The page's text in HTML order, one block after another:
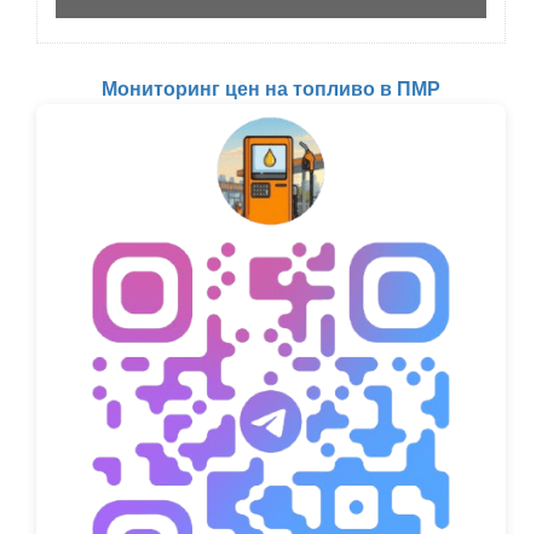
Мониторинг цен на топливо в ПМР